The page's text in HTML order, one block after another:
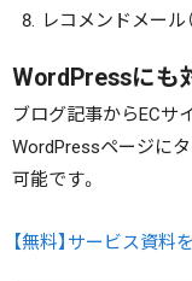
レコメンドメール
WordPressにも
ブログ記事からECサ
WordPressページに
可能です。
【無料】サービス資料